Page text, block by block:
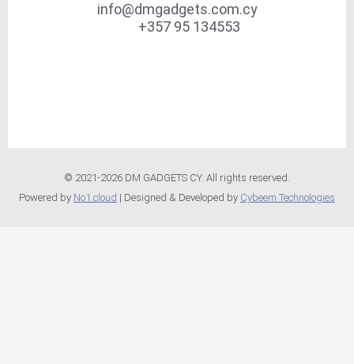
info@dmgadgets.com.cy
+357 95 134553
© 2021-2026 DM GADGETS CY. All rights reserved.
Powered by No1.cloud | Designed & Developed by Cybeem Technologies